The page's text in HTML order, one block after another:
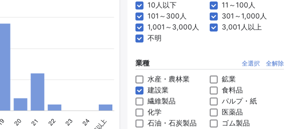
10人以下
11～100人
101～300人
301～1,000人
1,001～3,000人
3,001人以上
不明
業種 全選択 全解除
水産・農林業
鉱業
建設業
食料品
繊維製品
パルプ・紙
化学
医薬品
石油・石炭製品
ゴム製品